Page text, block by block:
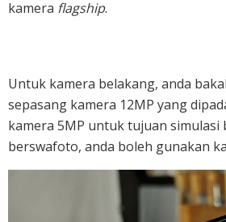
kamera flagship.
Untuk kamera belakang, anda
sepasang kamera 12MP yang
kamera 5MP untuk tujuan simulasi
berswafoto, anda boleh gunakan